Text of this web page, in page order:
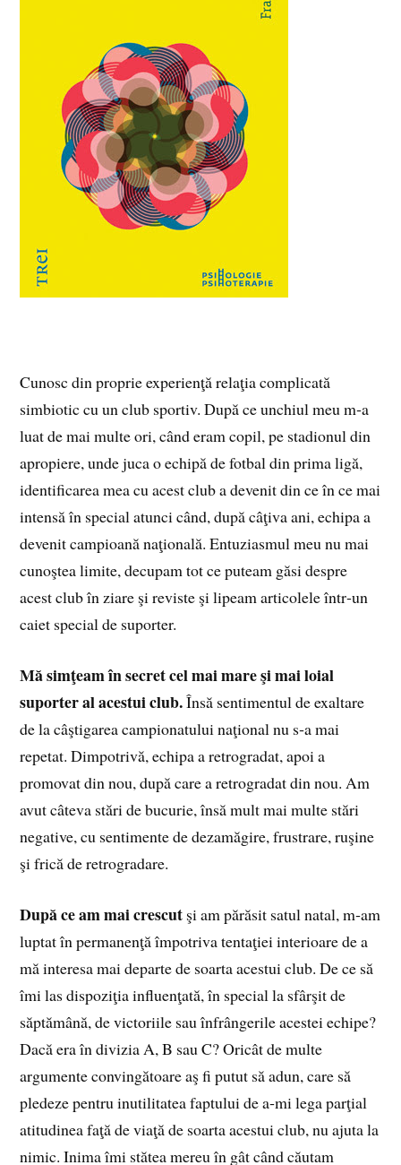
Cunosc din proprie experienţă relaţia complicată
simbiotic cu un club sportiv. După ce unchiul meu m‑a
luat de mai multe ori, când eram copil, pe stadionul din
apropiere, unde juca o echipă de fotbal din prima ligă,
identificarea mea cu acest club a devenit din ce în ce mai
intensă în special atunci când, după câţiva ani, echipa a
devenit campioană naţională. Entuziasmul meu nu mai
cunoştea limite, decupam tot ce puteam găsi despre
acest club în ziare şi reviste şi lipeam articolele într‑un
caiet special de suporter.
Mă simţeam în secret cel mai mare şi mai loial
suporter al acestui club.Însă sentimentul de exaltare
de la câştigarea campionatului naţional nu s‑a mai
repetat. Dimpotrivă, echipa a retrogradat, apoi a
promovat din nou, după care a retrogradat din nou. Am
avut câteva stări de bucurie, însă mult mai multe stări
negative, cu sentimente de dezamăgire, frustrare, ruşine
şi frică de retrogradare.
După ce am mai crescut şi am părăsit satul natal, m‑am
luptat în permanenţă împotriva tentaţiei interioare de a
mă interesa mai departe de soarta acestui club. De ce să
îmi las dispoziţia influenţată, în special la sfârşit de
săptămână, de victoriile sau înfrângerile acestei echipe?
Dacă era în divizia A, B sau C? Oricât de multe
argumente convingătoare aş fi putut să adun, care să
pledeze pentru inutilitatea faptului de a‑mi lega parţial
atitudinea faţă de viaţă de soarta acestui club, nu ajuta la
nimic. Inima îmi stătea mereu în gât când căutam